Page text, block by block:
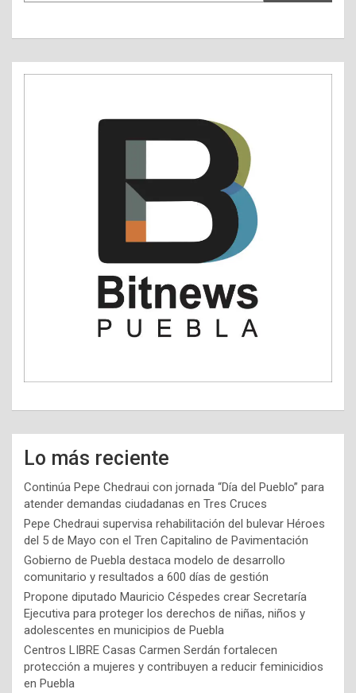
Lo más reciente
Continúa Pepe Chedraui con jornada “Día del Pueblo” para
atender demandas ciudadanas en Tres Cruces
Pepe Chedraui supervisa rehabilitación del bulevar Héroes
del 5 de Mayo con el Tren Capitalino de Pavimentación
Gobierno de Puebla destaca modelo de desarrollo
comunitario y resultados a 600 días de gestión
Propone diputado Mauricio Céspedes crear Secretaría
Ejecutiva para proteger los derechos de niñas, niños y
adolescentes en municipios de Puebla
Centros LIBRE Casas Carmen Serdán fortalecen
protección a mujeres y contribuyen a reducir feminicidios
en Puebla